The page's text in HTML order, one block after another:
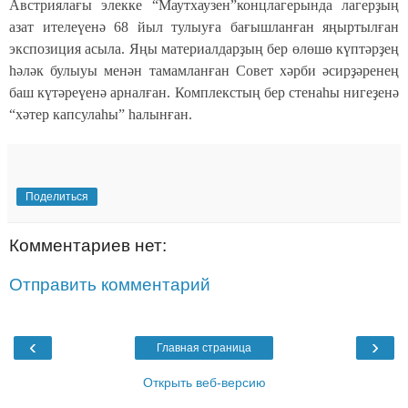
Австриялағы элекке “Маутхаузен”концлагерында лагерҙың
азат ителеүенә 68 йыл тулыуға бағышланған яңыртылған
экспозиция асыла. Яңы материалдарҙың бер өлөшө күптәрҙең
һәләк булыуы менән тамамланған Совет хәрби әсирҙәренең
баш күтәреүенә арналған. Комплекстың бер стенаһы нигеҙенә
“хәтер капсулаһы” һалынған.
Поделиться
Комментариев нет:
Отправить комментарий
‹ ›
Главная страница
Открыть веб-версию